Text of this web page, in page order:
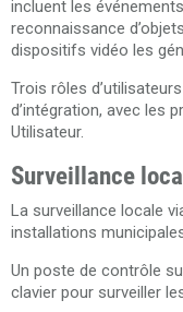
incluent les
reconnaissance
dispositifs vidéo les
Trois rôles
d’intégration, avec les
Utilisateur.
Surveillance
La surveillance locale
installations
Un poste de contrôle
clavier pour surveiller